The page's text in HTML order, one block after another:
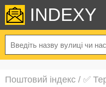
INDEXY
Поштовий індекс / ✅